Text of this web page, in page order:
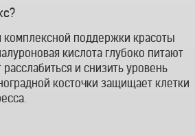
комплексной поддержки красоты
кислота глубоко питают
и снизить уровень
косточки защищает клетки